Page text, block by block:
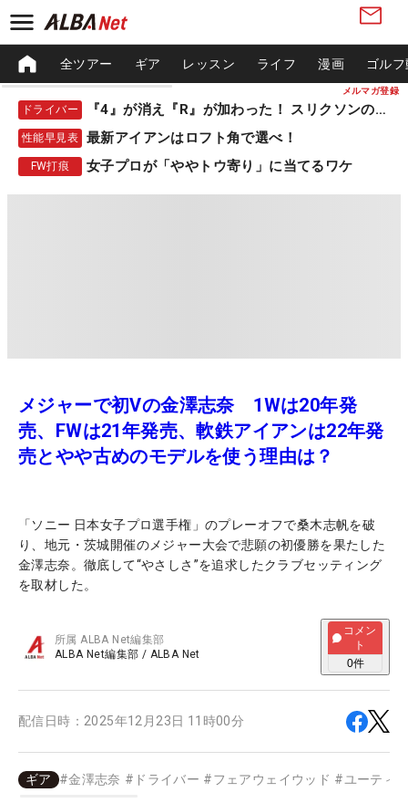
メルマガ登録
全ツアー ギア レッスン ライフ 漫画 ゴル
ドライバー 『4』が消え『R』が加わった！ スリクソンの新作
性能早見表 最新アイアンはロフト角で選べ！
FW打痕 女子プロが「ややトウ寄り」に当てるワケ
メジャーで初Vの金澤志奈 1Wは20年発
売、FWは21年発売、軟鉄アイアンは22年発
売とやや古めのモデルを使う理由は？
「ソニー 日本女子プロ選手権」のプレーオフで桑木志帆を破
り、地元・茨城開催のメジャー大会で悲願の初優勝を果たした
金澤志奈。徹底して“やさしさ”を追求したクラブセッティング
を取材した。
所属ALBA Net編集部
ALBA Net編集部 / ALBA Net
コメン
ト
0件
配信日時： 2025年12月23日 11時00分
ギア #金澤志奈 # ドライバー #フェアウェイウッド #ユーティ